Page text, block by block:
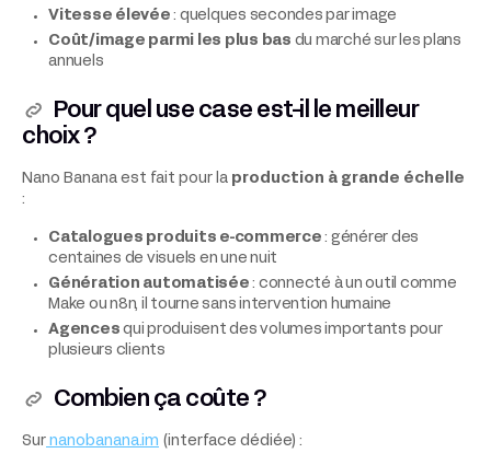
Vitesse élevée : quelques secondes par image
Coût/image parmi les plus bas du marché sur les plans
annuels
Pour quel use case est-il le meilleur
choix ?
Nano Banana est fait pour la production à grande échelle
:
Catalogues produits e-commerce : générer des
centaines de visuels en une nuit
Génération automatisée : connecté à un outil comme
Make ou n8n, il tourne sans intervention humaine
Agences qui produisent des volumes importants pour
plusieurs clients
Combien ça coûte ?
Sur nanobanana.im (interface dédiée) :